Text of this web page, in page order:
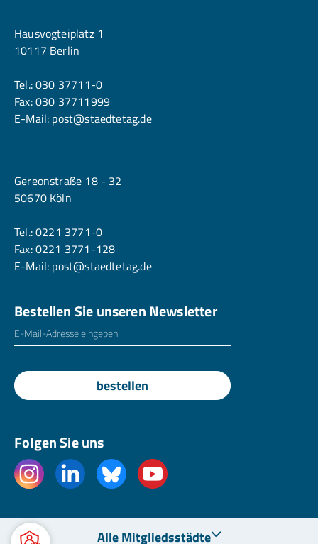
Hausvogteiplatz 1
10117 Berlin
Tel.:030 37711-0
Fax: 030 37711999
E-Mail: post@staedtetag.de
Gereonstraße 18 - 32
50670 Köln
Tel.:0221 3771-0
Fax: 0221 3771-128
E-Mail: post@staedtetag.de
Bestellen Sie unseren Newsletter
E-Mailadresse
bestellen
Folgen Sie uns
Alle Mitgliedsstädte